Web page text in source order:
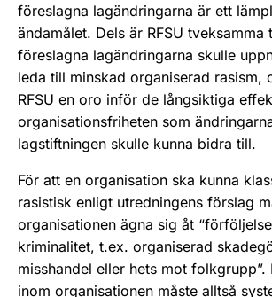
föreslagna lagändringarna är ett
ändamålet. Dels är RFSU tveksamma
föreslagna lagändringarna skulle
leda till minskad organiserad rasism,
RFSU en oro inför de långsiktiga
organisationsfriheten som
lagstiftningen skulle kunna bidra till.
För att en organisation ska kunna
rasistisk enligt utredningens förslag
organisationen ägna sig åt
kriminalitet, t.ex. organiserad
misshandel eller hets mot folkgrupp”.
inom organisationen måste alltså